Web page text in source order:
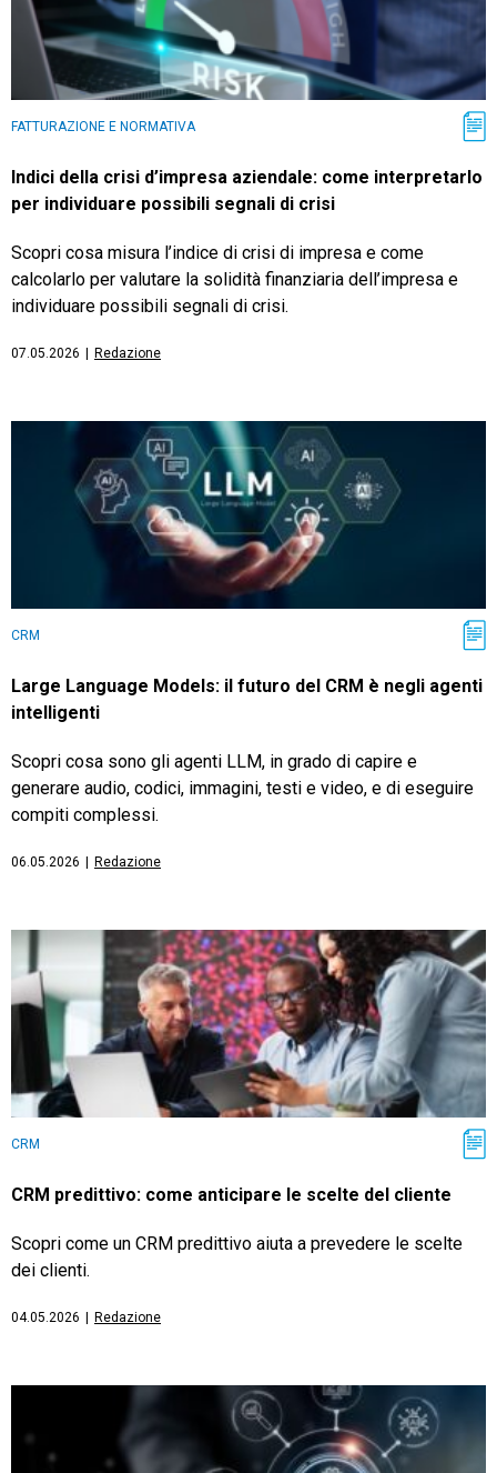
FATTURAZIONE E NORMATIVA
Indici della crisi d’impresa aziendale: come interpretarlo
per individuare possibili segnali di crisi
Scopri cosa misura l’indice di crisi di impresa e come
calcolarlo per valutare la solidità finanziaria dell’impresa e
individuare possibili segnali di crisi.
07.05.2026 Redazione
CRM
Large Language Models: il futuro del CRM è negli agenti
intelligenti
Scopri cosa sono gli agenti LLM, in grado di capire e
generare audio, codici, immagini, testi e video, e di eseguire
compiti complessi.
06.05.2026 Redazione
CRM
CRM predittivo: come anticipare le scelte del cliente
Scopri come un CRM predittivo aiuta a prevedere le scelte
dei clienti.
04.05.2026 Redazione